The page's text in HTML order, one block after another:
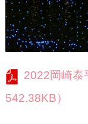
2022岡崎泰
542.38KB）